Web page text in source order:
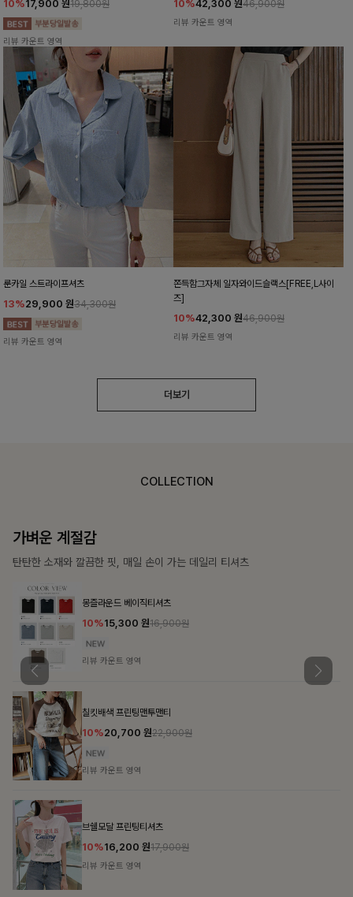
10%17,900 원19,800원
리뷰 카운트 영역
10%42,300 원46,900원
리뷰 카운트 영역
룬카일 스트라이프셔츠
13%29,900 원34,300원
리뷰 카운트 영역
쫀득함그자체 일자와이드슬랙스[FREE,L사이
즈]
10%42,300 원46,900원
리뷰 카운트 영역
더보기
COLLECTION
가장 쉬운 코디
특별한 날부터 일상까지 함께하는 룩
57,600
밴스트라이프 스트링원피스
25%35,100 원46,800원
리뷰 카운트 영역